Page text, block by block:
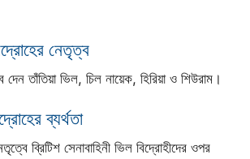
নেতৃত্ব
তাঁতিয়া ভিল, চিল নায়েক, হিরিয়া ও শিউরাম।
ব্যর্থতা
ব্রিটিশ সেনাবাহিনী ভিল বিদ্রোহীদের ওপর